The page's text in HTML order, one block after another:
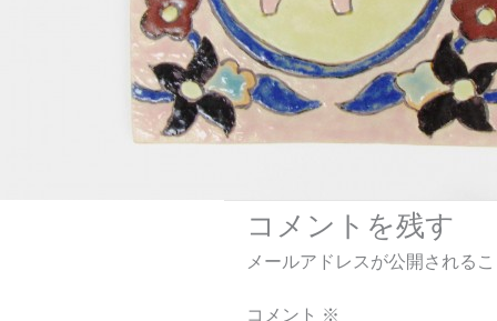
コメントを残す
メールアドレスが公開される
コメント ※